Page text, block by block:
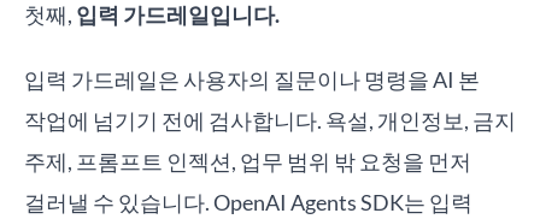
첫째, 입력 가드레일입니다.
입력 가드레일은 사용자의 질문이나 명령을 AI 본
작업에 넘기기 전에 검사합니다. 욕설, 개인정보, 금지
주제, 프롬프트 인젝션, 업무 범위 밖 요청을 먼저
걸러낼 수 있습니다. OpenAI Agents SDK는 입력